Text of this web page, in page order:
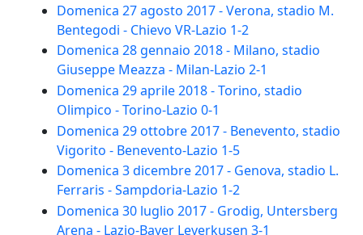
Domenica 27 agosto 2017 - Verona, stadio M.
Bentegodi - Chievo VR-Lazio 1-2
Domenica 28 gennaio 2018 - Milano, stadio
Giuseppe Meazza - Milan-Lazio 2-1
Domenica 29 aprile 2018 - Torino, stadio
Olimpico - Torino-Lazio 0-1
Domenica 29 ottobre 2017 - Benevento, stadio
Vigorito - Benevento-Lazio 1-5
Domenica 3 dicembre 2017 - Genova, stadio L.
Ferraris - Sampdoria-Lazio 1-2
Domenica 30 luglio 2017 - Grodig, Untersberg
Arena - Lazio-Bayer Leverkusen 3-1